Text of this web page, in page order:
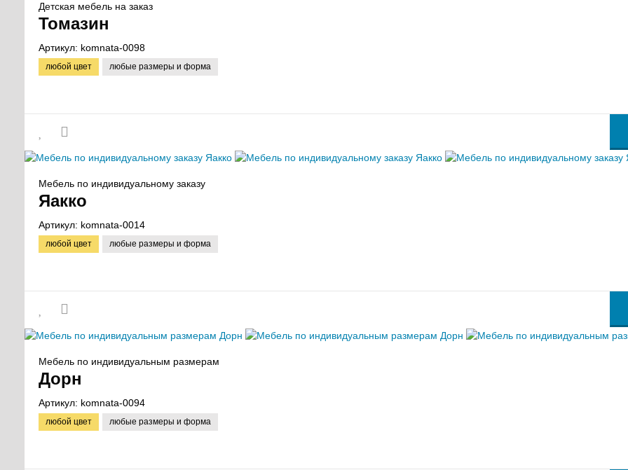
Детская мебель на заказ
Томазин
Артикул: komnata-0098
любой цвет любые размеры и форма
Мебель по индивидуальному заказу
Яакко
Артикул: komnata-0014
любой цвет любые размеры и форма
Мебель по индивидуальным размерам
Дорн
Артикул: komnata-0094
любой цвет любые размеры и форма